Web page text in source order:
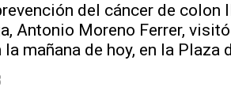
del cáncer de colon
Antonio Moreno Ferrer,
la mañana de hoy, en la Plaza